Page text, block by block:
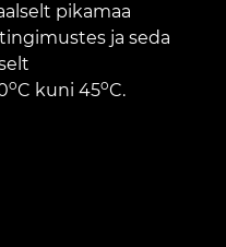
pikamaa
ja seda
oC kuni 45oC.